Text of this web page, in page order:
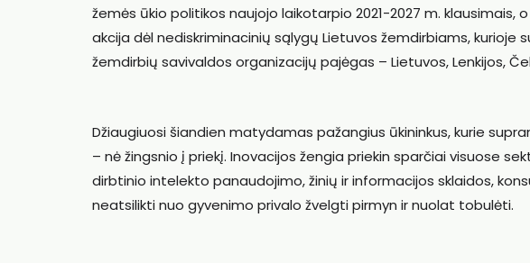
žemės ūkio politikos naujojo laikotarpio 2021-2027 m.
akcija dėl nediskriminacinių sąlygų Lietuvos žemdirbiams, kurioje
žemdirbių savivaldos organizacijų pajėgas – Lietuvos, Lenkijos,
Džiaugiuosi šiandien matydamas pažangius ūkininkus, kurie
– nė žingsnio į priekį. Inovacijos žengia priekin sparčiai visuose
dirbtinio intelekto panaudojimo, žinių ir informacijos sklaidos,
neatsilikti nuo gyvenimo privalo žvelgti pirmyn ir nuolat tobulėti.